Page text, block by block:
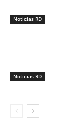
Noticias RD
Noticias RD